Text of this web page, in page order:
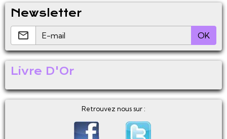
Newsletter
OK
Livre D'Or
Retrouvez nous sur :